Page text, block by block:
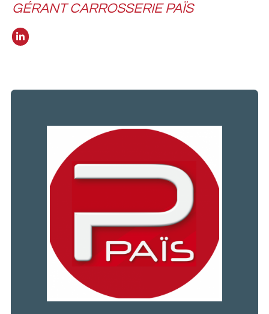
GÉRANT CARROSSERIE PAÏS